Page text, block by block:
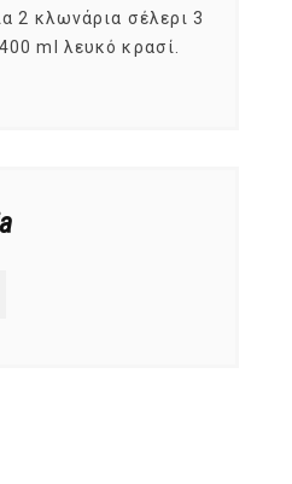
2 κλωνάρια σέλερι 3
ml λευκό κρασί.